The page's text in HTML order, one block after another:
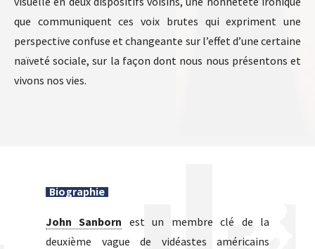
que communiquent ces voix brutes qui expriment une
perspective confuse et changeante sur l’effet d’une certaine
naïveté sociale, sur la façon dont nous nous présentons et
vivons nos vies.
Biographie
John Sanborn est un membre clé de la
deuxième vague de vidéastes américains